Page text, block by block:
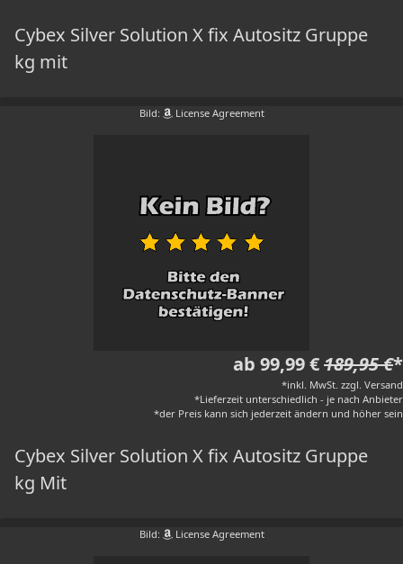
Cybex Silver Solution X fix Autositz Gruppe
kg mit
Bild: License Agreement
ab 99,99 €189,95 €*
*inkl. MwSt. zzgl. Versand
*Lieferzeit unterschiedlich - je nach Anbieter
*der Preis kann sich jederzeit ändern und höher sein
Cybex Silver Solution X fix Autositz Gruppe
kg Mit
Bild: License Agreement